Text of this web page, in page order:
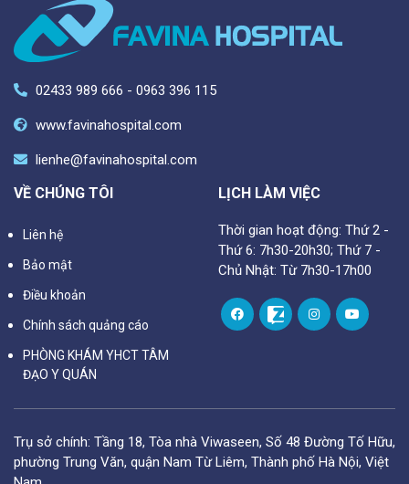
02433 989 666 - 0963 396 115
www.favinahospital.com
lienhe@favinahospital.com
VỀ CHÚNG TÔI
Liên hệ
Bảo mật
Điều khoản
Chính sách quảng cáo
PHÒNG KHÁM YHCT TÂM
ĐẠO Y QUÁN
LỊCH LÀM VIỆC
Thời gian hoạt động: Thứ 2 -
Thứ 6: 7h30-20h30; Thứ 7 -
Chủ Nhật: Từ 7h30-17h00
Trụ sở chính: Tầng 18, Tòa nhà Viwaseen, Số 48 Đường Tố Hữu,
phường Trung Văn, quận Nam Từ Liêm, Thành phố Hà Nội, Việt